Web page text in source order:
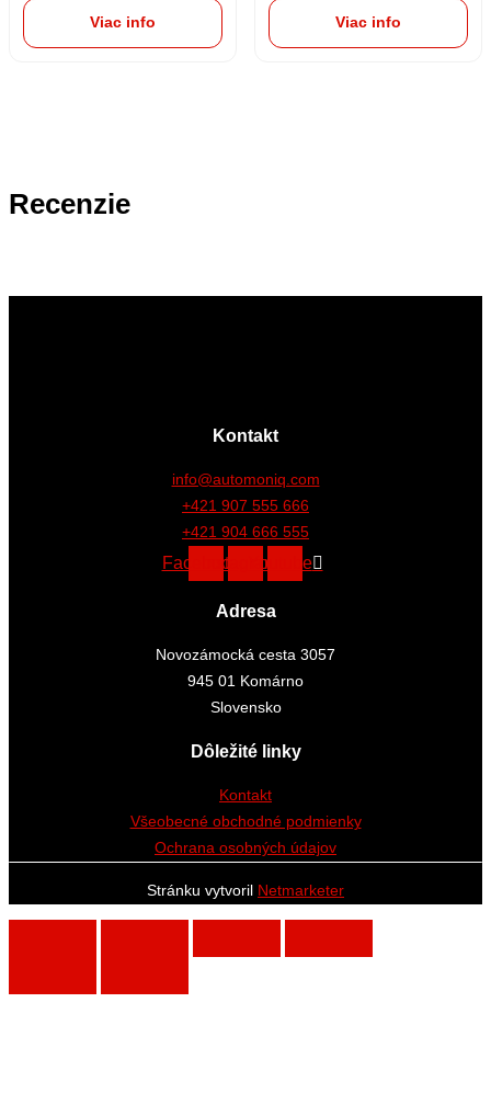
Viac info Viac info
Recenzie
Kontakt
info@automoniq.com
+421 907 555 666
+421 904 666 555
FacebookInstagramYoutube
Adresa
Novozámocká cesta 3057
945 01 Komárno
Slovensko
Dôležité linky
Kontakt
Všeobecné obchodné podmienky
Ochrana osobných údajov
Stránku vytvoril Netmarketer